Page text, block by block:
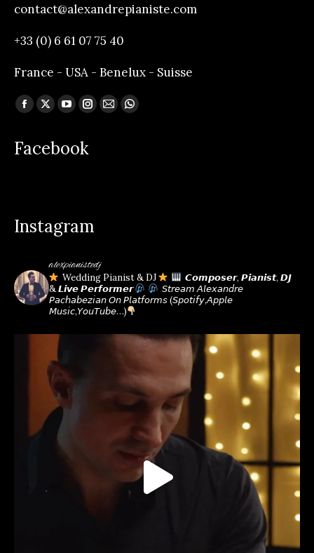
contact@alexandrepianiste.com
+33 (0) 6 61 07 75 40
France - USA - Benelux - Suisse
Trouvez nous sur :
Facebook
opens
X
opens
YouTube
opens
Instagram
opens
MailWhatsapp
Facebook
Instagram
alexpianistedj
Wedding Pianist & DJ
𝘾𝙤𝙢𝙥𝙤𝙨𝙚𝙧, 𝙋𝙞𝙖𝙣𝙞𝙨𝙩, 𝘿𝙅
& 𝙇𝙞𝙫𝙚 𝙋𝙚𝙧𝙛𝙤𝙧𝙢𝙚𝙧
𝘚𝘵𝘳𝘦𝘢𝘮 𝘈𝘭𝘦𝘹𝘢𝘯𝘥𝘳𝘦
𝘗𝘢𝘤𝘩𝘢𝘣𝘦𝘻𝘪𝘢𝘯 𝘖𝘯 𝘗𝘭𝘢𝘵𝘧𝘰𝘳𝘮𝘴(𝘚𝘱𝘰𝘵𝘪𝘧𝘺,𝘈𝘱𝘱𝘭𝘦
𝘔𝘶𝘴𝘪𝘤,𝘠𝘰𝘶𝘛𝘶𝘣𝘦…)